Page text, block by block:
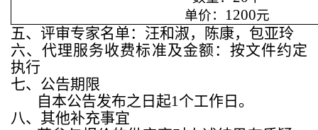
单价：
1200元
五、评审专家名单：汪和淑，陈康，包亚玲
六、代理服务收费标准及金额：按文件约定
执行
七、公告期限
自本公告发布之日起1 个工作日。
八、其他补充事宜